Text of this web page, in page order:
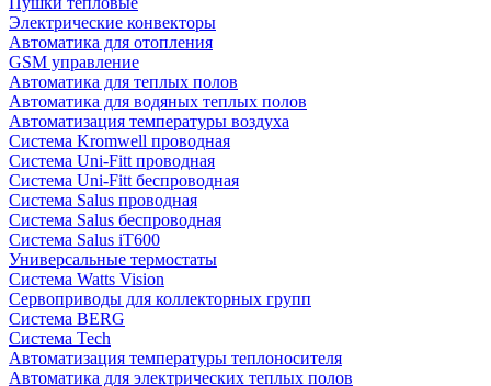
Электрические конвекторы
Автоматика для отопления
GSM управление
Автоматика для теплых полов
Автоматика для водяных теплых полов
Автоматизация температуры воздуха
Система Kromwell проводная
Система Uni-Fitt проводная
Система Uni-Fitt беспроводная
Система Salus проводная
Система Salus беспроводная
Система Salus iT600
Универсальные термостаты
Система Watts Vision
Сервоприводы для коллекторных групп
Система BERG
Система Tech
Автоматизация температуры теплоносителя
Автоматика для электрических теплых полов